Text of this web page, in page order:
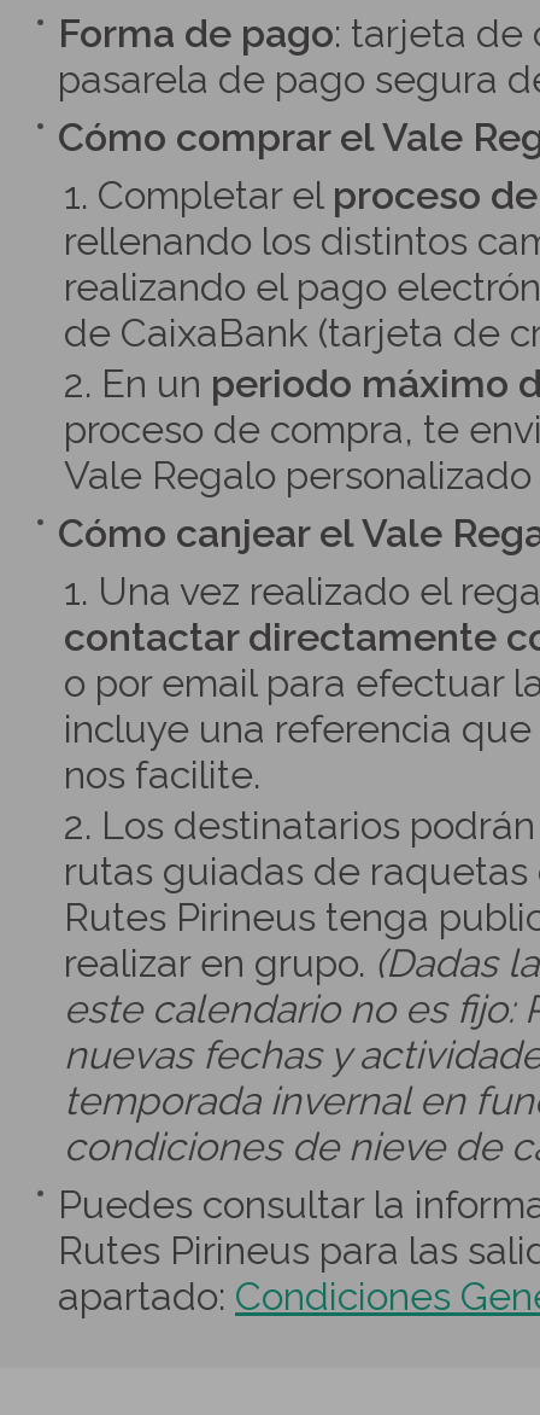
Forma de pago: tarjeta de
pasarela de pago segura
Cómo comprar el Vale
1. Completar el proceso
rellenando los distintos
realizando el pago
de CaixaBank (tarjeta de
2. En un periodo máximo
proceso de compra, te
Vale Regalo
Cómo canjear el Vale
1. Una vez realizado el
contactar directamente
o por email para efectuar
incluye una referencia
nos facilite.
2. Los destinatarios
rutas guiadas de
Rutes Pirineus tenga
realizar en grupo. (Dadas
este calendario no es fijo:
nuevas fechas y
temporada invernal en
condiciones de nieve de
Puedes consultar la
Rutes Pirineus para las
apartado: Condiciones